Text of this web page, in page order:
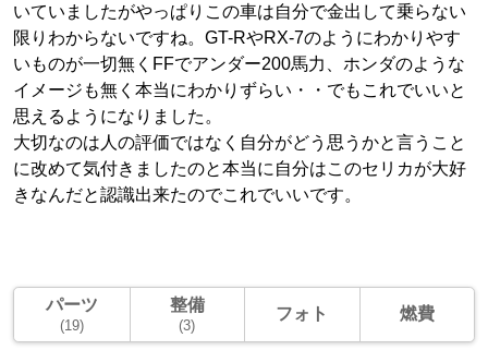
いていましたがやっぱりこの車は自分で金出して乗らない
限りわからないですね。GT-RやRX-7のようにわかりやす
いものが一切無くFFでアンダー200馬力、ホンダのような
イメージも無く本当にわかりずらい・・でもこれでいいと
思えるようになりました。
大切なのは人の評価ではなく自分がどう思うかと言うこと
に改めて気付きましたのと本当に自分はこのセリカが大好
きなんだと認識出来たのでこれでいいです。
パーツ
(19)
整備
(3)
フォト 燃費